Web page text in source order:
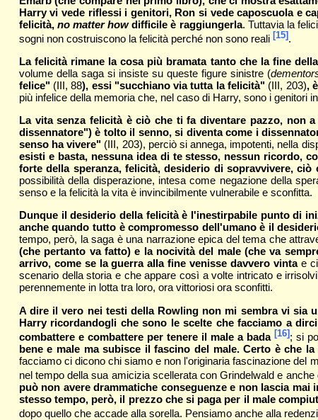
Harry vi vede riflessi i genitori, Ron si vede caposcuola e
felicità, no matter howdifficile è raggiungerla. Tuttavia la
sogni non costruiscono la felicità perché non sono reali [15].
La felicità rimane la cosa più bramata tanto che la fine
volume della saga si insiste su queste figure sinistre (
felice"(III, 88), essi "succhiano via tutta la felicità" (III, 203),
più infelice della memoria che, nel caso di Harry, sono i genitori
La vita senza felicità è ciò che ti fa diventare pazzo, non
dissennatore") è tolto il senno, si diventa come i
senso ha vivere" (III, 203), perciò si annega, impotenti, nella
esisti e basta, nessuna idea di te stesso, nessun ricordo,
forte della speranza, felicità, desiderio di sopravvivere,
possibilità della disperazione, intesa come negazione della
senso e la felicità la vita è invincibilmente vulnerabile e sconfitta.
Dunque il desiderio della felicità è l'inestirpabile punto di
anche quando tutto è compromesso dell'umano è il
tempo, però, la saga è una narrazione epica del tema che
(che pertanto va fatto) e la nocività del male (che va
arrivo, come se la guerra alla fine venisse davvero vintae ci
scenario della storia e che appare così a volte intricato e
perennemente in lotta tra loro, ora vittoriosi ora sconfitti.
A dire il vero nei testi della Rowling non mi sembra vi sia
Harry ricordandogli che sono le scelte che facciamo a
combattere e combattere per tenere il male a bada [16]; si
bene e male ma subisce il fascino del male. Certo è che
facciamo ci dicono chi siamo e non l'originaria fascinazione del
nel tempo della sua amicizia scellerata con Grindelwald e
può non avere drammatiche conseguenze e non lascia
stesso tempo, però, il prezzo che si paga per il male
dopo quello che accade alla sorella. Pensiamo anche alla